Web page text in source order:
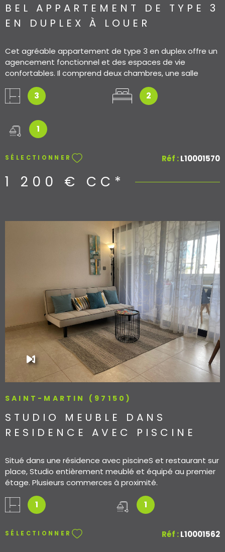
BEL APPARTEMENT DE TYPE 3
EN DUPLEX À LOUER
Cet agréable appartement de type 3 en duplex offre un
agencement fonctionnel et des espaces de vie
confortables. Il comprend deux chambres, une salle
mezzanine accueille un séjour lumineux avec une cuisine
ouverte, donnant accès à une agréable terrasse, idéale
3 2
1
SÉLECTIONNER Réf :L10001570
1 200 € CC*
SAINT-MARTIN (97150)
STUDIO MEUBLE DANS
RESIDENCE AVEC PISCINE
Situé dans une résidence avec piscineS et restaurant sur
place, Studio entièrement meublé et équipé au premier
étage. Plusieurs commerces à proximité.
1 1
SÉLECTIONNER Réf :L10001562
VOIR LE BIEN